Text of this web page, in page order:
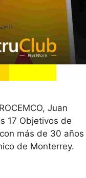
Juan
17 Objetivos de
más de 30 años
de Monterrey.